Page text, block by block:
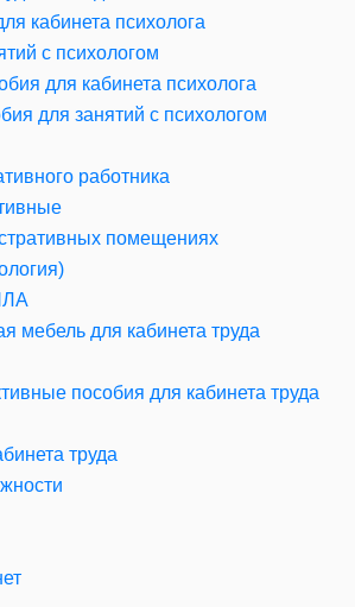
кабинета психолога
с психологом
для кабинета психолога
для занятий с психологом
работника
помещениях
мебель для кабинета труда
пособия для кабинета труда
труда